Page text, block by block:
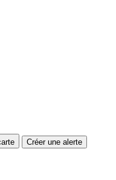
Créer une alerte